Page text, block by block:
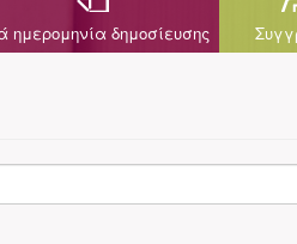
ημερομηνία δημοσίευσης